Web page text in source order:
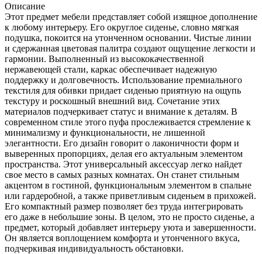
Описание
Этот предмет мебели представляет собой изящное дополнение
к любому интерьеру. Его округлое сиденье, словно мягкая
подушка, покоится на утонченном основании. Чистые линии
и сдержанная цветовая палитра создают ощущение легкости и
гармонии. Выполненный из высококачественной
нержавеющей стали, каркас обеспечивает надежную
поддержку и долговечность. Использование премиального
текстиля для обивки придает сиденью приятную на ощупь
текстуру и роскошный внешний вид. Сочетание этих
материалов подчеркивает статус и внимание к деталям. В
современном стиле этого пуфа прослеживается стремление к
минимализму и функциональности, не лишенной
элегантности. Его дизайн говорит о лаконичности форм и
выверенных пропорциях, делая его актуальным элементом
пространства. Этот универсальный аксессуар легко найдет
свое место в самых разных комнатах. Он станет стильным
акцентом в гостиной, функциональным элементом в спальне
или гардеробной, а также приветливым сиденьем в прихожей.
Его компактный размер позволяет без труда интегрировать
его даже в небольшие зоны. В целом, это не просто сиденье, а
предмет, который добавляет интерьеру уюта и завершенности.
Он является воплощением комфорта и утонченного вкуса,
подчеркивая индивидуальность обстановки.